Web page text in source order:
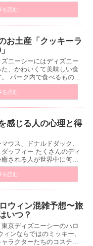
を読む
お土産「クッキーラ
ニーシーにはディズニー
、かわいくて美味しい食
パーク内で食べるもの...
を読む
感じる人の心理と得
ウス、ドナルドダック、
ッフィー たくさんのディ
される人が世界中に何...
を読む
ウィン混雑予想〜旅
いつ？
京ディズニーシーのハロ
ンならではのミッキー、
ラクターたちのコスチ...